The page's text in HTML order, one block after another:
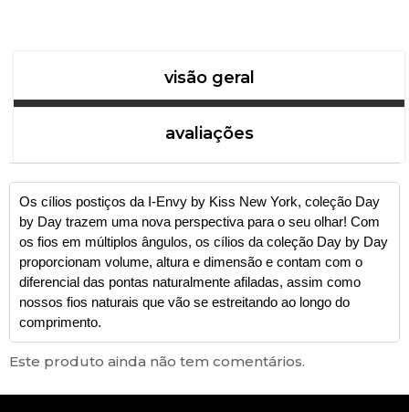
visão geral
avaliações
Os cílios postiços da I-Envy by Kiss New York, coleção Day
by Day trazem uma nova perspectiva para o seu olhar! Com
os fios em múltiplos ângulos, os cílios da coleção Day by Day
proporcionam volume, altura e dimensão e contam com o
diferencial das pontas naturalmente afiladas, assim como
nossos fios naturais que vão se estreitando ao longo do
comprimento.
Este produto ainda não tem comentários.